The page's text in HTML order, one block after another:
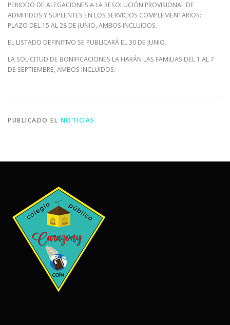
PERIODO DE ALEGACIONES A LA RESOLUCIÓN PROVISIONAL DE
ADMITIDOS Y SUPLENTES EN LOS SERVICIOS COMPLEMENTARIOS:
PLAZO DEL 15 AL 28 DE JUNIO, AMBOS INCLUIDOS.
EL LISTADO DEFINITIVO SE PUBLICARÁ EL 30 DE JUNIO.
LA SOLICITUD DE BONIFICACIONES LA HARÁN LAS FAMILIAS DEL 1 AL 7
DE SEPTIEMBRE, AMBOS INCLUIDOS.
PUBLICADO EL NOTICIAS